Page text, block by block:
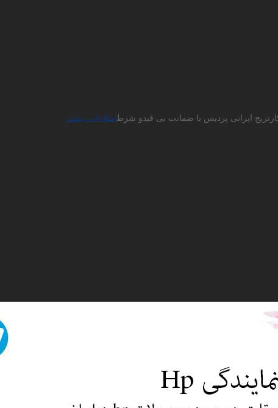
ایرانی پردیس با ضمانت بی قیدو شرطاطلاعات بیشتر